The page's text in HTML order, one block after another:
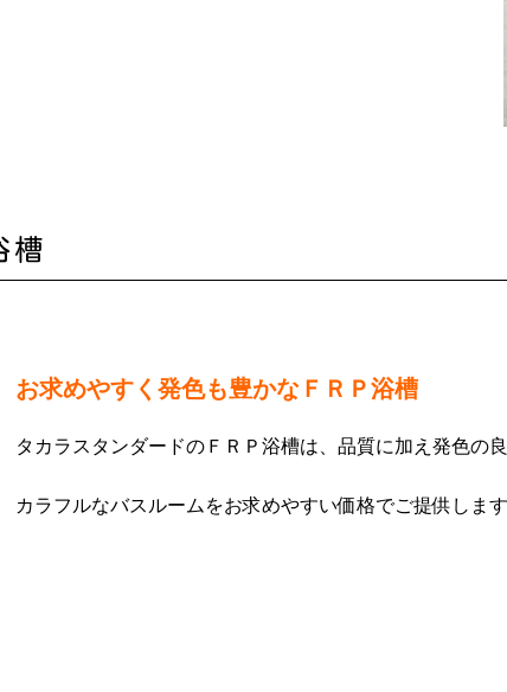
槽
お求めやすく発色も豊かなＦＲＰ浴槽
タカラスタンダードのＦＲＰ浴槽は、品質に加え発色の
カラフルなバスルームをお求めやすい価格でご提供しま